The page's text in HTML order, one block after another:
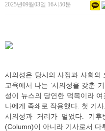
2025년09월03일 16시50분
시의성은 당시의 사정과 사회의
교육에서 나는 ‘시의성을 갖춘
성이 뉴스의 당연한 덕목이라
나에게 족쇄로 작용했다. 첫 기
시의성과 거리가 멀었다. 기
(Column)이 아니라 기사로서 다